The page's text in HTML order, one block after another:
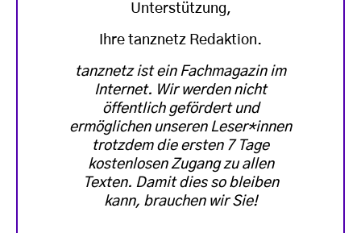
Unterstützung,
Ihre tanznetz Redaktion.
tanznetz ist ein Fachmagazin im
Internet. Wir werden nicht
öffentlich gefördert und
ermöglichen unseren Leser*innen
trotzdem die ersten 7 Tage
kostenlosen Zugang zu allen
Texten. Damit dies so bleiben
kann, brauchen wir Sie!